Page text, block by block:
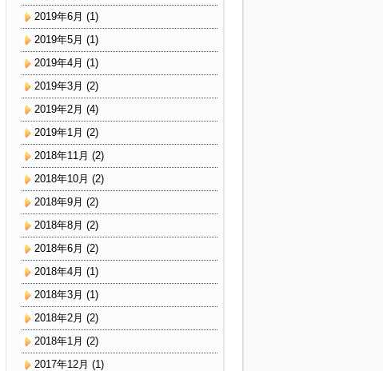
2019年6月 (1)
2019年5月 (1)
2019年4月 (1)
2019年3月 (2)
2019年2月 (4)
2019年1月 (2)
2018年11月 (2)
2018年10月 (2)
2018年9月 (2)
2018年8月 (2)
2018年6月 (2)
2018年4月 (1)
2018年3月 (1)
2018年2月 (2)
2018年1月 (2)
2017年12月 (1)